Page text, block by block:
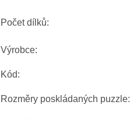
Počet dílků:
Výrobce:
Kód:
Rozměry poskládaných puzzle: